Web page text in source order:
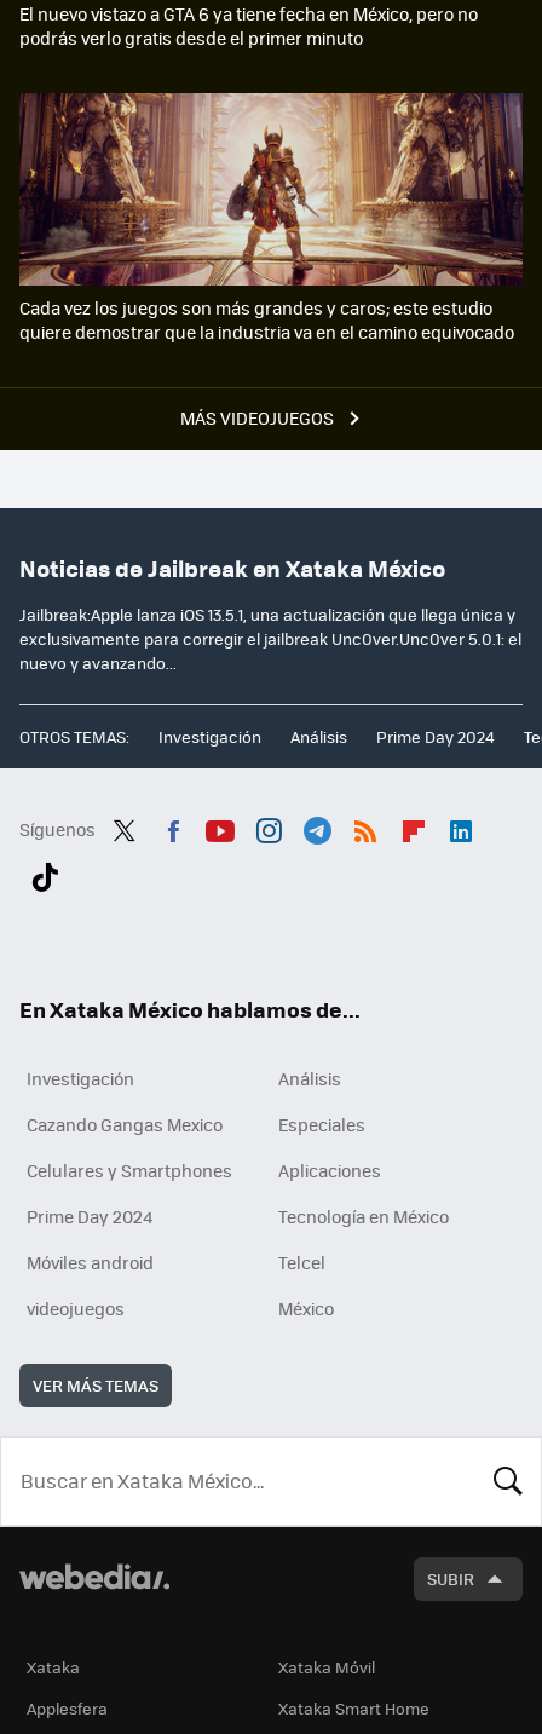
MÁS VIDEOJUEGOS
El nuevo vistazo a GTA 6 ya tiene fecha en México, pero no
podrás verlo gratis desde el primer minuto
Cada vez los juegos son más grandes y caros; este estudio
quiere demostrar que la industria va en el camino equivocado
Noticias de Jailbreak en Xataka México
Jailbreak:Apple lanza iOS 13.5.1, una actualización que llega única y
exclusivamente para corregir el jailbreak Unc0ver.Unc0ver 5.0.1: el
nuevo y avanzando...
OTROS TEMAS: Investigación Análisis Prime Day 2024
Síguenos
En Xataka México hablamos de...
Investigación
Análisis
Cazando Gangas Mexico
Especiales
Celulares y Smartphones
Aplicaciones
Prime Day 2024
Tecnología en México
Móviles android
Telcel
videojuegos
México
VER MÁS TEMAS
SUBIR
Xataka
Xataka Móvil
Applesfera
Xataka Smart Home